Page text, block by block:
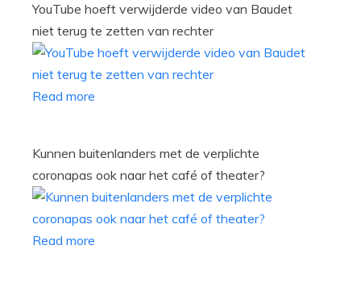
YouTube hoeft verwijderde video van Baudet
niet terug te zetten van rechter
Read more
Kunnen buitenlanders met de verplichte
coronapas ook naar het café of theater?
Read more